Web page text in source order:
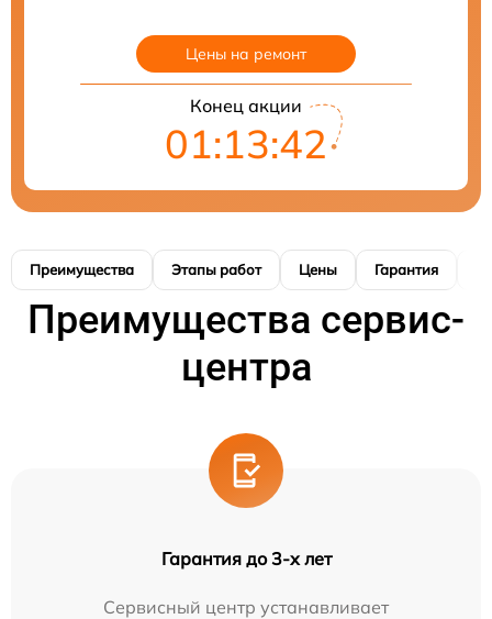
Цены на ремонт
Конец акции
01:13:41
Преимущества Этапы работ Цены Гарантия
Преимущества сервис-
центра
Гарантия до 3-х лет
Сервисный центр устанавливает